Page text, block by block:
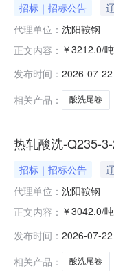
招标｜招标公告
代理单位： 沈阳鞍钢
正文内容： ￥3212.0/
求产线名称
发布时间： 2026-07-
相关产品：
酸洗尾卷
热轧酸洗-Q235-
招标｜招标公告
代理单位： 沈阳鞍钢
正文内容： ￥3042.0/
产线名称:
发布时间： 2026-07-
相关产品：
酸洗尾卷